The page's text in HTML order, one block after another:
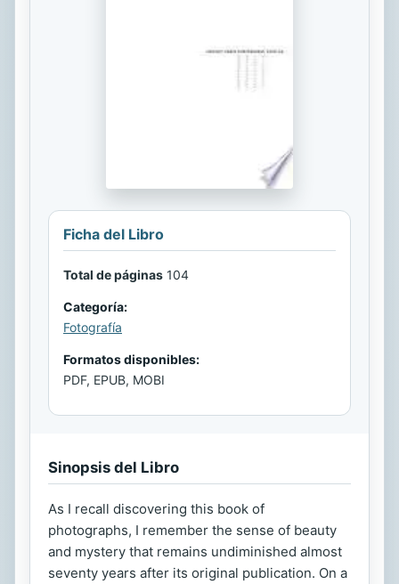
Ficha del Libro
Total de páginas 104
Categoría:
Fotografía
Formatos disponibles:
PDF, EPUB, MOBI
Sinopsis del Libro
As I recall discovering this book of
photographs, I remember the sense of beauty
and mystery that remains undiminished almost
seventy years after its original publication. On a